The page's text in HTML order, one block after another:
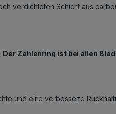
verdichteten Schicht aus
Der Zahlenring ist bei allen
und eine verbesserte